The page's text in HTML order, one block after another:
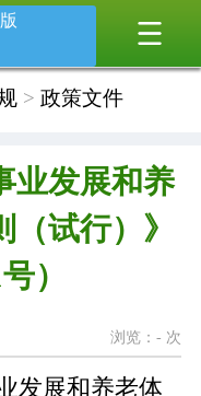
> 政策文件
业发展和养
试行）》
）
浏览：- 次
发展和养老体